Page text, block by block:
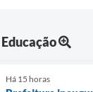
Educação
Há 15 horas